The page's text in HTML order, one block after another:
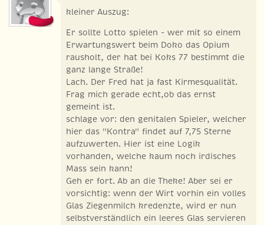
kleiner Auszug:
Er sollte Lotto spielen - wer mit so einem
Erwartungswert beim Doko das Opium
rausholt, der hat bei Koks 77 bestimmt die
ganz lange Straße!
Lach. Der Fred hat ja fast Kirmesqualität.
Frag mich gerade echt,ob das ernst
gemeint ist.
schlage vor: den genitalen Spieler, welcher
hier das "Kontra" findet auf 7,75 Sterne
aufzuwerten. Hier ist eine Logik
vorhanden, welche kaum noch irdisches
Mass sein kann!
Geh er fort. Ab an die Theke! Aber sei er
vorsichtig: wenn der Wirt vorhin ein volles
Glas Ziegenmilch kredenzte, wird er nun
selbstverständlich ein leeres Glas servieren